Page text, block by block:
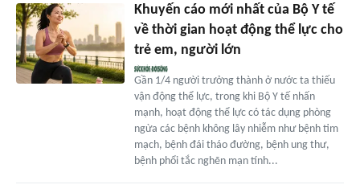
Khuyến cáo mới nhất của Bộ Y tế
về thời gian hoạt động thể lực cho
trẻ em, người lớn
Gần 1/4 người trưởng thành ở nước ta thiếu
vận động thể lực, trong khi Bộ Y tế nhấn
mạnh, hoạt động thể lực có tác dụng phòng
ngừa các bệnh không lây nhiễm như bệnh tim
mạch, bệnh đái tháo đường, bệnh ung thư,
bệnh phổi tắc nghẽn mạn tính...